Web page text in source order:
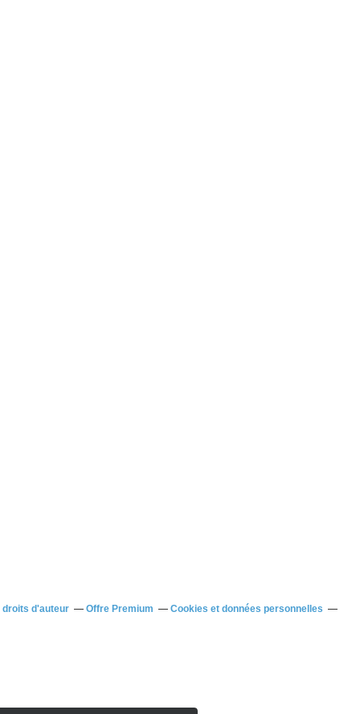
droits d'auteur Offre Premium
Cookies et données personnelles